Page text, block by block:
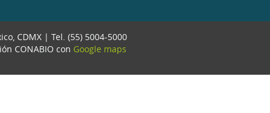
CDMX | Tel. (55) 5004-5000
CONABIO con Google maps